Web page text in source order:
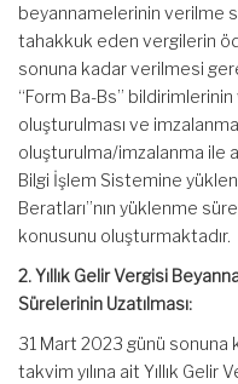
beyannamelerinin verilme
tahakkuk eden vergilerin
sonuna kadar verilmesi
“Form Ba-Bs”
oluşturulması ve
oluşturulma/imzalanma ile
Bilgi İşlem Sistemine
Beratları”nın yüklenme
konusunu oluşturmaktadır.
2. Yıllık Gelir Vergisi
Sürelerinin Uzatılması:
31 Mart 2023 günü
takvim yılına ait Yıllık